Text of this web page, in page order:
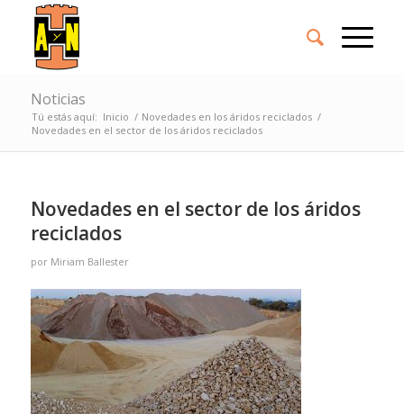
Noticias
Tú estás aquí: Inicio / Novedades en los áridos reciclados /
Novedades en el sector de los áridos reciclados
Novedades en el sector de los áridos
reciclados
por Miriam Ballester